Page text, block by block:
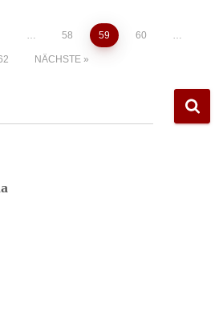
… 58 59 60 …
NÄCHSTE